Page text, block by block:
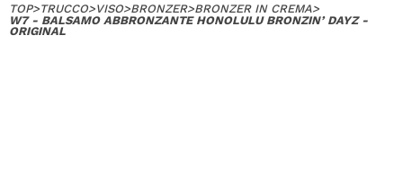
TOP>TRUCCO>VISO>BRONZER>BRONZER IN CREMA>
W7 - BALSAMO ABBRONZANTE HONOLULU BRONZIN’ DAYZ -
ORIGINAL